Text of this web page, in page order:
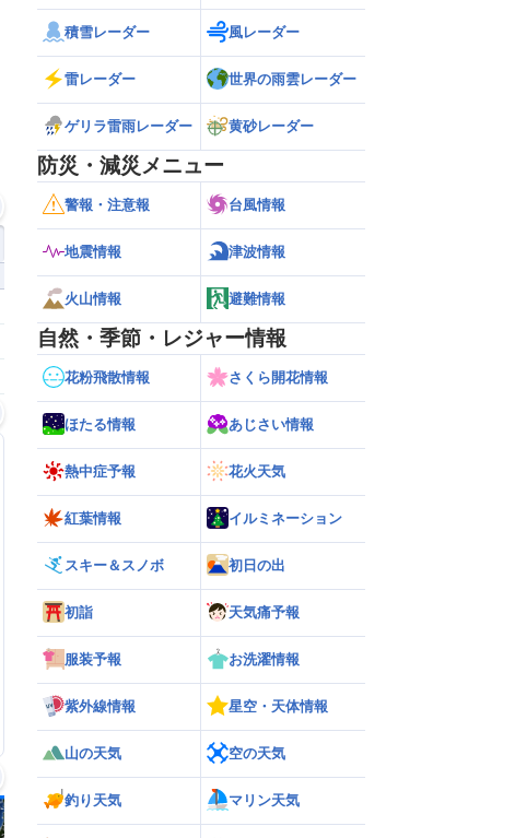
積雪レーダー 風レーダー
雷レーダー 世界の雨雲レーダー
ゲリラ雷雨レーダー 黄砂レーダー
防災・減災メニュー
警報・注意報 台風情報
地震情報 津波情報
火山情報 避難情報
自然・季節・レジャー情報
花粉飛散情報 さくら開花情報
ほたる情報 あじさい情報
熱中症予報 花火天気
紅葉情報 イルミネーション
スキー＆スノボ 初日の出
初詣 天気痛予報
服装予報 お洗濯情報
紫外線情報 星空・天体情報
山の天気 空の天気
釣り天気 マリン天気